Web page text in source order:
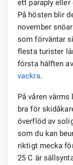
ett paraply
På hösten blir
november
som förväntar
flesta turister
första hälften
vackra.
På våren
bra för
överflöd av
som du kan
riktigt mecka
25 C är